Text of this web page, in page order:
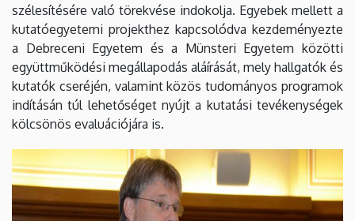
szélesítésére való törekvése indokolja. Egyebek mellett a
kutatóegyetemi projekthez kapcsolódva kezdeményezte
a Debreceni Egyetem és a Münsteri Egyetem közötti
együttműködési megállapodás aláírását, mely hallgatók és
kutatók cseréjén, valamint közös tudományos programok
indításán túl lehetőséget nyújt a kutatási tevékenységek
kölcsönös evaluációjára is.